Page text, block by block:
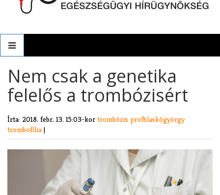
Nem csak a genetika
felelős a trombózisért
Írta: 2018. febr. 13. 15:03-kor trombózis profblaskógyörgy
trombofília |